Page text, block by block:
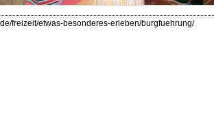
freizeit/etwas-besonderes-erleben/burgfuehrung/